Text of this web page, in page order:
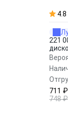
4.8
221
711 ₽
748 ₽